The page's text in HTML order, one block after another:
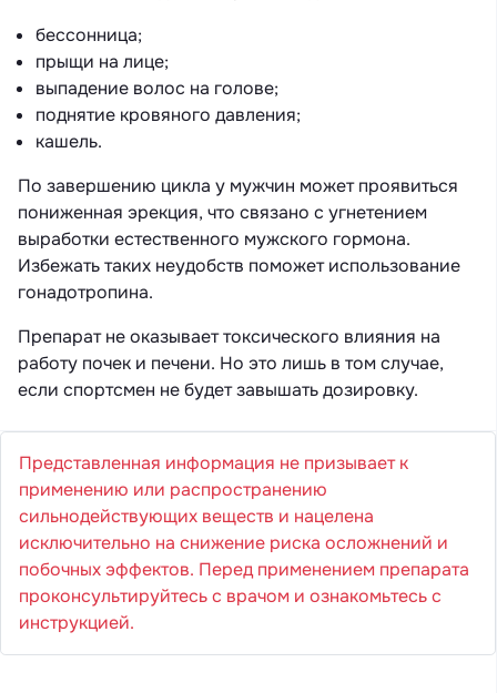
бессонница;
прыщи на лице;
выпадение волос на голове;
поднятие кровяного давления;
кашель.
По завершению цикла у мужчин может проявиться
пониженная эрекция, что связано с угнетением
выработки естественного мужского гормона.
Избежать таких неудобств поможет использование
гонадотропина.
Препарат не оказывает токсического влияния на
работу почек и печени. Но это лишь в том случае,
если спортсмен не будет завышать дозировку.
Представленная информация не призывает к
применению или распространению
сильнодействующих веществ и нацелена
исключительно на снижение риска осложнений и
побочных эффектов. Перед применением препарата
проконсультируйтесь с врачом и ознакомьтесь с
инструкцией.